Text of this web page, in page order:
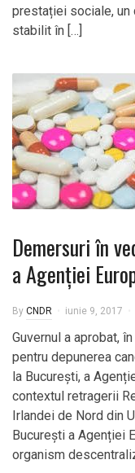
prestației sociale,
stabilit în […]
Demersuri în
a Agenției
By CNDR iunie 9, 2017
Guvernul a aprobat,
pentru depunerea
la București, a
contextul retragerii
Irlandei de Nord din
București a Agenției
organism